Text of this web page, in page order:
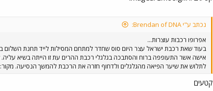
נכתב ע"י Brendan of DNA:
אפרופו רכבות עוצרות...
לתלוש את שיער הפיאה מהגלגלים ולדחוף חזרה את הרכבת להמשך הנסיעה. מקור: Copyright 2004
קטעים